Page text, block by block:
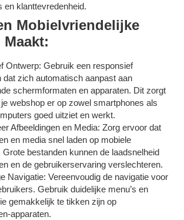
en klanttevredenheid.
Mobielvriendelijke
Ontwerp: Gebruik een responsief
dat zich automatisch aanpast aan
schermformaten en apparaten. Dit zorgt
webshop er op zowel smartphones als
goed uitziet en werkt.
Afbeeldingen en Media: Zorg ervoor dat
en media snel laden op mobiele
Grote bestanden kunnen de laadsnelheid
en de gebruikerservaring verslechteren.
Navigatie: Vereenvoudig de navigatie voor
Gebruik duidelijke menu’s en
gemakkelijk te tikken zijn op
apparaten.